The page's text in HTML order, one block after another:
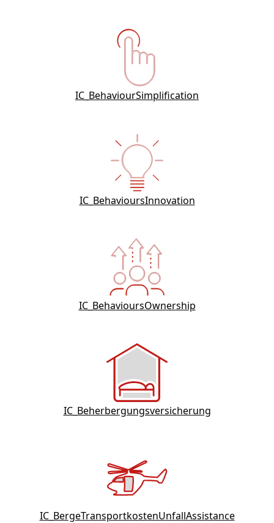
IC_BehaviourSimplification
IC_BehavioursInnovation
IC_BehavioursOwnership
IC_Beherbergungsversicherung
IC_BergeTransportkostenUnfallAssistance